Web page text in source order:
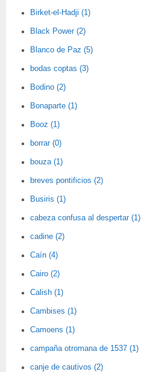
Birket-el-Hadji (1)
Black Power (2)
Blanco de Paz (5)
bodas coptas (3)
Bodino (2)
Bonaparte (1)
Booz (1)
borrar (0)
bouza (1)
breves pontificios (2)
Busiris (1)
cabeza confusa al despertar (1)
cadine (2)
Caín (4)
Cairo (2)
Calish (1)
Cambises (1)
Camoens (1)
campaña otromana de 1537 (1)
canje de cautivos (2)